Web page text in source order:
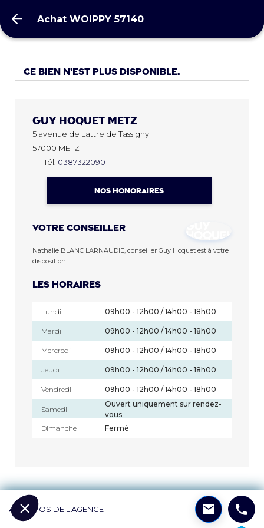
Achat WOIPPY 57140
Achat WOIPPY 57140
Ce bien n’est plus disponible.
Guy Hoquet METZ
5 avenue de Lattre de Tassigny
57000 METZ
Tél. 0387322090
NOS HONORAIRES
Votre conseiller
Nathalie BLANC LARNAUDIE, conseiller Guy Hoquet est à votre
disposition
Les horaires
Lundi 09h00 - 12h00 / 14h00 - 18h00
Mardi 09h00 - 12h00 / 14h00 - 18h00
Mercredi 09h00 - 12h00 / 14h00 - 18h00
Jeudi 09h00 - 12h00 / 14h00 - 18h00
Vendredi 09h00 - 12h00 / 14h00 - 18h00
Samedi
Ouvert uniquement sur rendez-
vous
Dimanche
Fermé
A PROPOS DE L'AGENCE